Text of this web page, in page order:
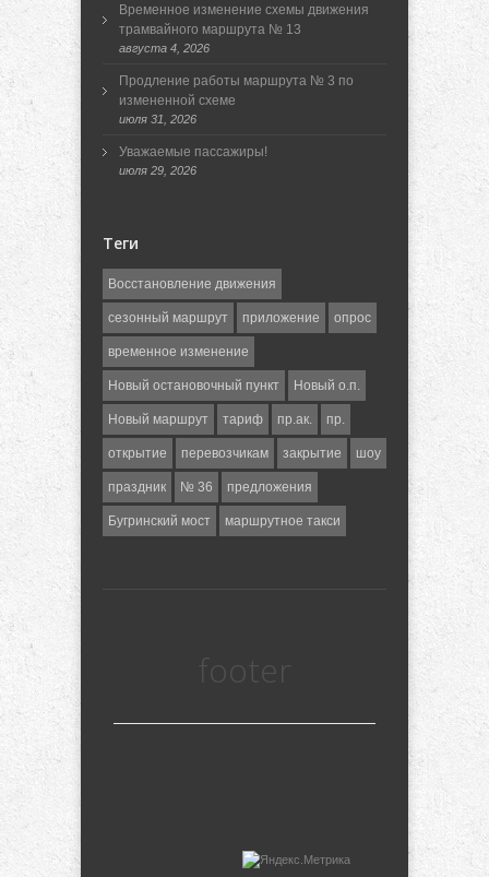
Временное изменение схемы движения
трамвайного маршрута № 13
августа 4, 2026
Продление работы маршрута № 3 по
измененной схеме
июля 31, 2026
Уважаемые пассажиры!
июля 29, 2026
Теги
Восстановление движения
сезонный маршрут приложение опрос
временное изменение
Новый остановочный пункт Новый о.п.
Новый маршрут тариф пр.ак. пр.
открытие перевозчикам закрытие шоу
праздник № 36 предложения
Бугринский мост маршрутное такси
footer